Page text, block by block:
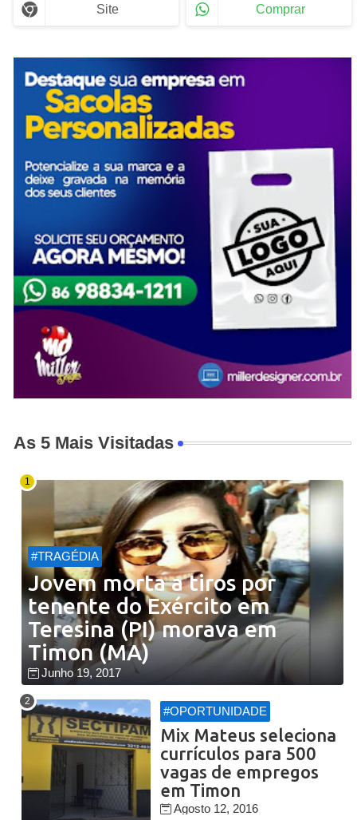
Site Comprar
As 5 Mais Visitadas
#TRAGÉDIA
Jovem morta a tiros por
tenente do Exército em
Teresina (PI) morava em
Timon (MA)
Junho 19, 2017
#OPORTUNIDADE
Mix Mateus seleciona
currículos para 500
vagas de empregos
em Timon
Agosto 12, 2016